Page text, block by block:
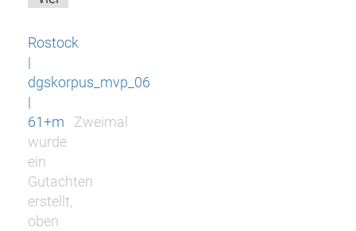
Rostock
|
dgskorpus_mvp_06
|
61+m
Zweimal
wurde
ein
Gutachten
erstellt,
oben